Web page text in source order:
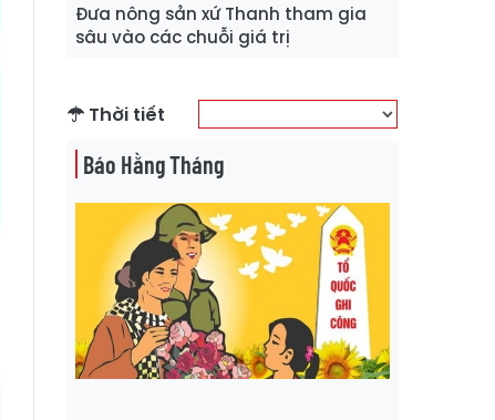
Đưa nông sản xứ Thanh tham gia
sâu vào các chuỗi giá trị
Thời tiết
Báo Hằng Tháng